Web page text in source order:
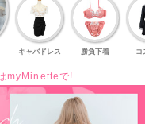
キャバドレス 勝負下着 コ
myMinetteで!